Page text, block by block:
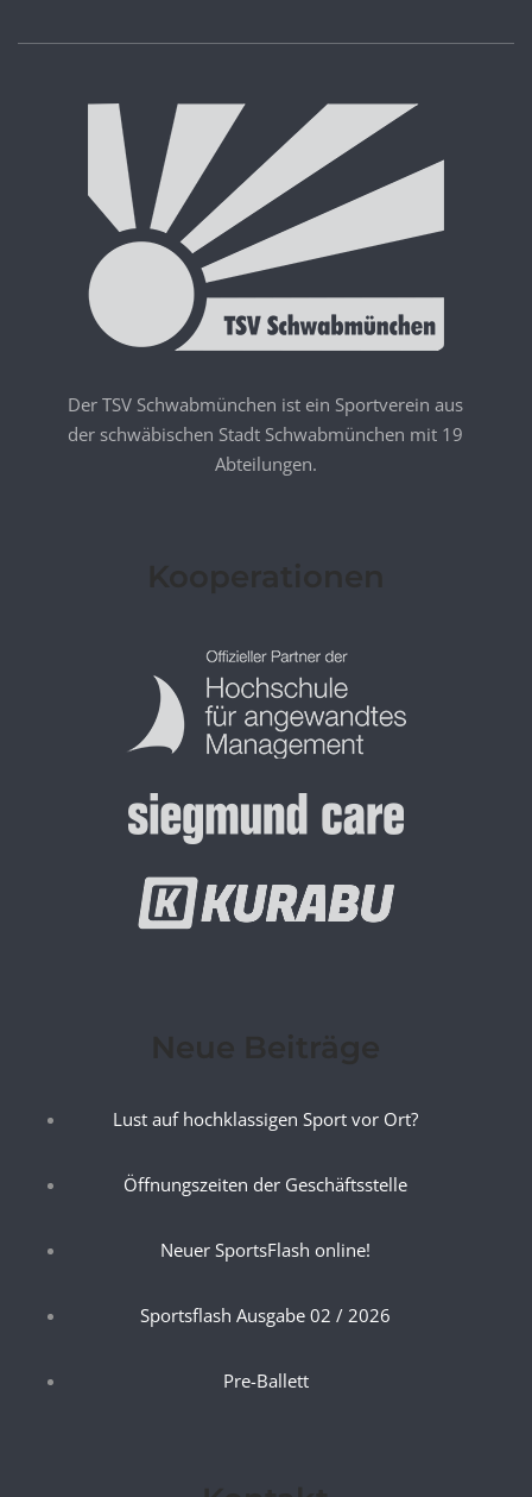
Der TSV Schwabmünchen ist ein Sportverein aus
der schwäbischen Stadt Schwabmünchen mit 19
Abteilungen.
Lust auf hochklassigen Sport vor Ort?
Öffnungszeiten der Geschäftsstelle
Neuer SportsFlash online!
Sportsflash Ausgabe 02 / 2026
Pre-Ballett